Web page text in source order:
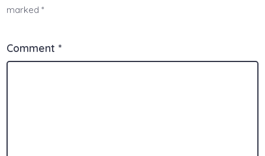
marked*
Comment *